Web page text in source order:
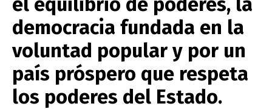
democracia fundada en la
voluntad popular y por un
país próspero que respeta
los poderes del Estado.